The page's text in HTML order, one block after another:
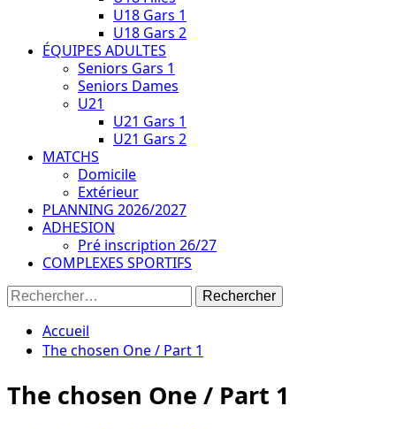
U18 Gars 1
U18 Gars 2
ÉQUIPES ADULTES
Seniors Gars 1
Seniors Dames
U21
U21 Gars 1
U21 Gars 2
MATCHS
Domicile
Extérieur
PLANNING 2026/2027
ADHESION
Pré inscription 26/27
COMPLEXES SPORTIFS
Rechercher :
Accueil
The chosen One / Part 1
The chosen One / Part 1